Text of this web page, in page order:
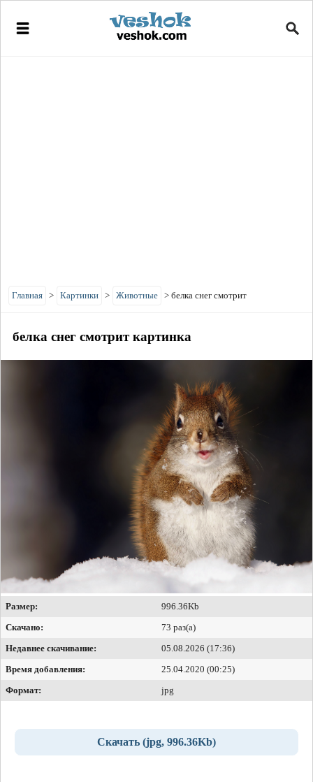
Главная > Картинки > Животные > белка снег смотрит
белка снег смотрит картинка
Размер:
996.36Kb
Скачано:
73 раз(а)
Недавнее скачивание:
05.08.2026 (17:36)
Время добавления:
25.04.2020 (00:25)
Формат:
jpg
Скачать (jpg, 996.36Kb)